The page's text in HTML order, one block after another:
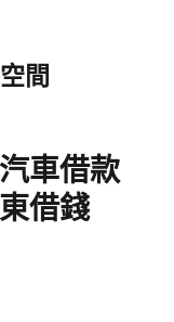
間
車借款
借錢